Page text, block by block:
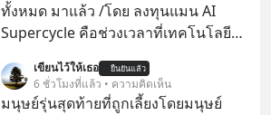
ทั้งหมด มาแล้ว /โดย ลงทุนแมน AI
Supercycle คือช่วงเวลาที่เทคโนโลยี
เคลื่อนหลัก ของการเติบโตทาง
เศรษฐกิจ และวิถีชีวิตของผู้คนอย่าง
เขียนไว้ให้เธอ ยืนยันแล้ว
6 ชั่วโมงที่แล้ว • ความคิดเห็น
มนุษย์รุ่นสุดท้ายที่ถูกเลี้ยงโดยมนุษย์